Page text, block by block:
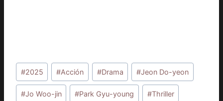
Etiquetas
de
la
#2025 #Acción #Drama #Jeon Do-yeon
#Jo Woo-jin #Park Gyu-young #Thriller